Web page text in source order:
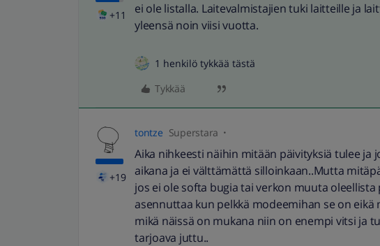
+11
ei ole listalla. Laitevalmistajien tuki laitteille ja
yleensä noin viisi vuotta.
1 henkilö tykkää tästä
Tykkää
+19
tontze Superstara
Aika nihkeesti näihin mitään päivityksiä tulee ja
aikana ja ei välttämättä silloinkaan..Mutta
jos ei ole softa bugia tai verkon muuta
asennuttaa kun pelkkä modeemihan se on
mikä näissä on mukana niin on enempi vitsi ja
tarjoava juttu..